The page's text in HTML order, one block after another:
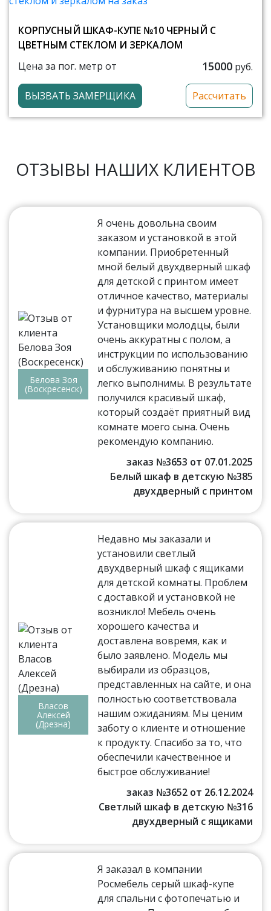
КОРПУСНЫЙ ШКАФ-КУПЕ №10 ЧЕРНЫЙ С
ЦВЕТНЫМ СТЕКЛОМ И ЗЕРКАЛОМ
Цена за пог. метр от
15000 руб.
ВЫЗВАТЬ ЗАМЕРЩИКА Рассчитать
ОТЗЫВЫ НАШИХ КЛИЕНТОВ
Белова Зоя
(Воскресенск)
Я очень довольна своим
заказом и установкой в этой
компании. Приобретенный
мной белый двухдверный шкаф
для детской с принтом имеет
отличное качество, материалы
и фурнитура на высшем уровне.
Установщики молодцы, были
очень аккуратны с полом, а
инструкции по использованию
и обслуживанию понятны и
легко выполнимы. В результате
получился красивый шкаф,
который создаёт приятный вид
комнате моего сына. Очень
рекомендую компанию.
заказ №3653 от 07.01.2025
Белый шкаф в детскую №385
двухдверный с принтом
Власов
Алексей
(Дрезна)
Недавно мы заказали и
установили светлый
двухдверный шкаф с ящиками
для детской комнаты. Проблем
с доставкой и установкой не
возникло! Мебель очень
хорошего качества и
доставлена вовремя, как и
было заявлено. Модель мы
выбирали из образцов,
представленных на сайте, и она
полностью соответствовала
нашим ожиданиям. Мы ценим
заботу о клиенте и отношение
к продукту. Спасибо за то, что
обеспечили качественное и
быстрое обслуживание!
заказ №3652 от 26.12.2024
Светлый шкаф в детскую №316
двухдверный с ящиками
Я заказал в компании
Росмебель серый шкаф-купе
для спальни с фотопечатью и